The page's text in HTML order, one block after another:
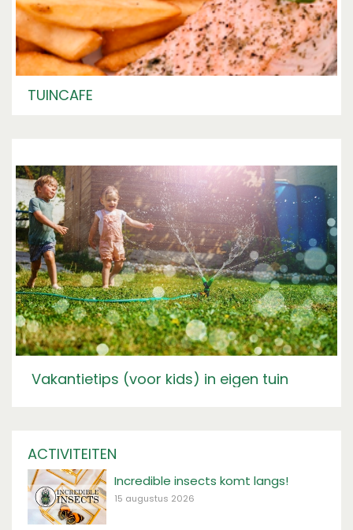
TUINCAFE
Beste Worstenbroodje of voor een lekkere
sandwich kan je terecht in ons Tuincafé.
Vakantietips (voor kids) in eigen tuin
ACTIVITEITEN
Incredible insects komt langs!
15 augustus 2026